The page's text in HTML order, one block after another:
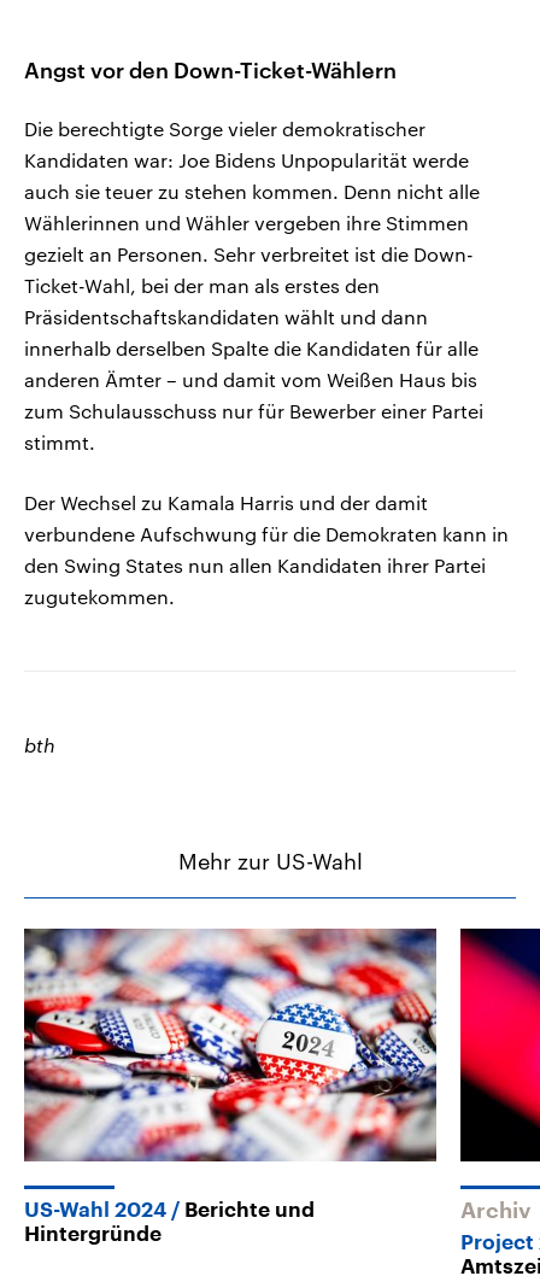
Angst vor den Down-Ticket-Wählern
Die berechtigte Sorge vieler demokratischer
Kandidaten war: Joe Bidens Unpopularität werde
auch sie teuer zu stehen kommen. Denn nicht alle
Wählerinnen und Wähler vergeben ihre Stimmen
gezielt an Personen. Sehr verbreitet ist die Down-
Ticket-Wahl, bei der man als erstes den
Präsidentschaftskandidaten wählt und dann
innerhalb derselben Spalte die Kandidaten für alle
anderen Ämter – und damit vom Weißen Haus bis
zum Schulausschuss nur für Bewerber einer Partei
stimmt.
Der Wechsel zu Kamala Harris und der damit
verbundene Aufschwung für die Demokraten kann in
den Swing States nun allen Kandidaten ihrer Partei
zugutekommen.
bth
Mehr zur US-Wahl
US-Wahl 2024
Berichte und
Hintergründe
Archiv
Project